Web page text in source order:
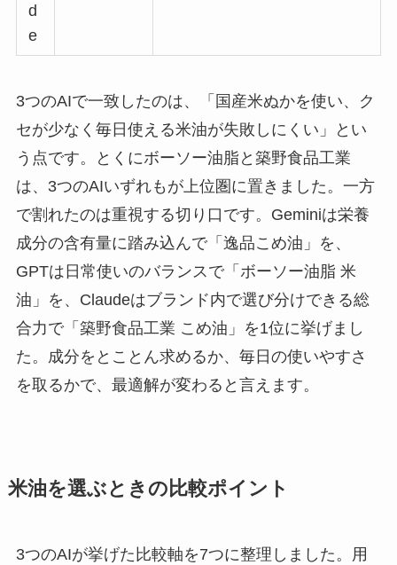
d
e
3つのAIで一致したのは、「国産米ぬかを使い、ク
セが少なく毎日使える米油が失敗しにくい」とい
う点です。とくにボーソー油脂と築野食品工業
は、3つのAIいずれもが上位圏に置きました。一方
で割れたのは重視する切り口です。Geminiは栄養
成分の含有量に踏み込んで「逸品こめ油」を、
GPTは日常使いのバランスで「ボーソー油脂 米
油」を、Claudeはブランド内で選び分けできる総
合力で「築野食品工業 こめ油」を1位に挙げまし
た。成分をとことん求めるか、毎日の使いやすさ
を取るかで、最適解が変わると言えます。
米油を選ぶときの比較ポイント
3つのAIが挙げた比較軸を7つに整理しました。用